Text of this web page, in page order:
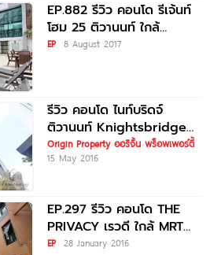
EP.882 รีวิว คอนโด รีเจ้นท์
โฮม 25 ติวานนท์ ใกล้
รถไฟฟ้า MRT กระทรวง
EP 8 August 2017
รีวิว คอนโด ไนท์บริดจ์
ติวานนท์ Knightsbridge
Tiwanon ใกล้ MRT
กระทรวงสาธารณสุข
Origin Property ออริจิ้น พร็อพเพอร์ตี้
15 May 2016
EP.297 รีวิว คอนโด THE
PRIVACY เรวดี ใกล้ MRT
กระทรวงสาธารณสุข
EP 28 January 2016